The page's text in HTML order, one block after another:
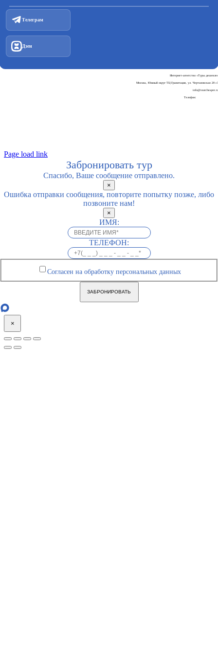
Телеграм
Дзен
Интернет-агентство «Туры дешевле»
Москва, Южный округ ТЦ Гравитация, ул. Чертановская 20 с3
info@tourcheaper.ru
Телефон:
Page load link
Забронировать тур
Спасибо, Ваше сообщение отправлено.
×
Ошибка отправки сообщения, повторите попытку позже, либо
позвоните нам!
×
ИМЯ:
ТЕЛЕФОН:
Согласен на обработку персональных данных
ЗАБРОНИРОВАТЬ
×